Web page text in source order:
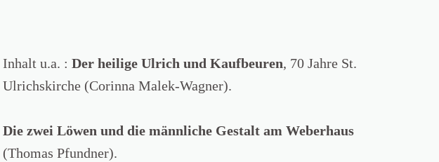
Inhalt u.a. :Der heilige Ulrich und Kaufbeuren, 70 Jahre St.
Ulrichskirche (Corinna Malek-Wagner).
Die zwei Löwen und die männliche Gestalt am Weberhaus
(Thomas Pfundner).